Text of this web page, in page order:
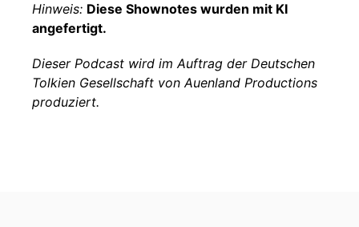
Hinweis: Diese Shownotes wurden mit KI
angefertigt.
Dieser Podcast wird im Auftrag der Deutschen
Tolkien Gesellschaft von Auenland Productions
produziert.